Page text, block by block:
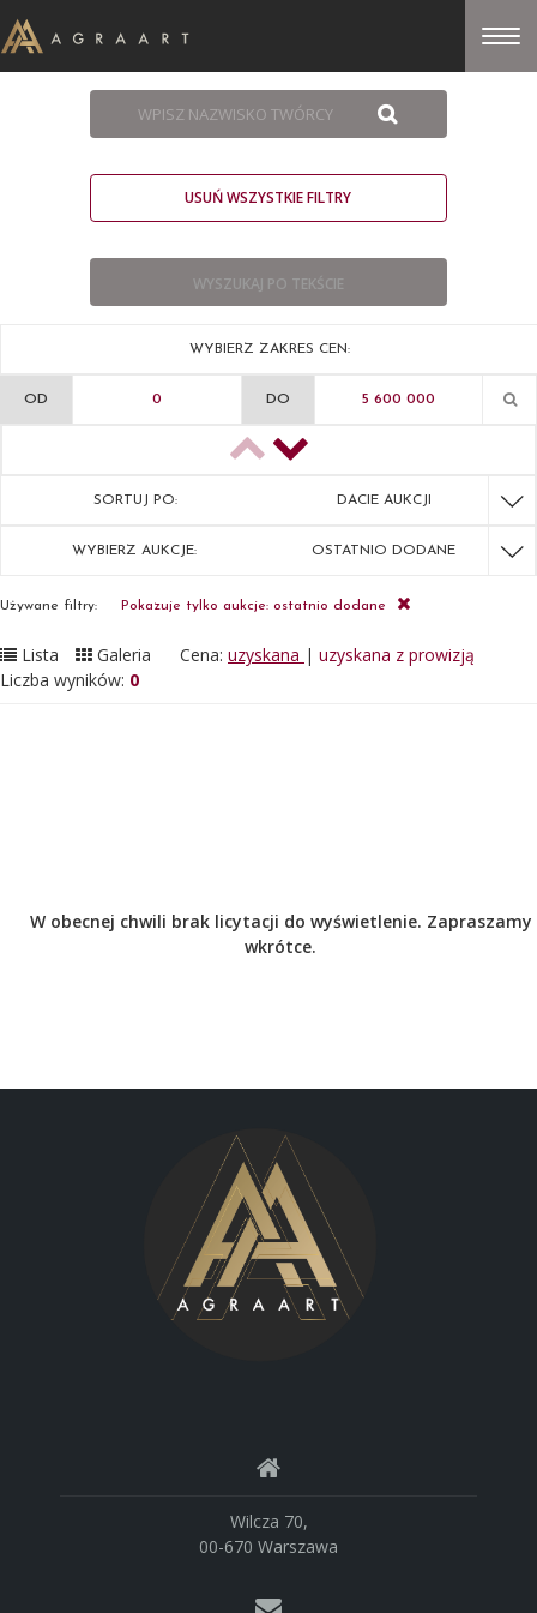
USUŃ WSZYSTKIE FILTRY
WYBIERZ ZAKRES CEN:
OD DO
SORTUJ PO: DACIE AUKCJI
WYBIERZ AUKCJE: OSTATNIO DODANE
Używane filtry: Pokazuje tylko aukcje: ostatnio dodane
Lista Galeria Cena: uzyskana | uzyskana z prowizją
Liczba wyników: 0
W obecnej chwili brak licytacji do wyświetlenie. Zapraszamy
wkrótce.
Wilcza 70,
00-670 Warszawa